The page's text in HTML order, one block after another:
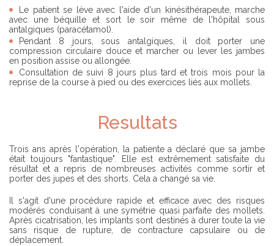
Le patient se lève avec l'aide d'un kinésithérapeute, marche
avec une béquille et sort le soir même de l'hôpital sous
antalgiques (paracétamol).
Pendant 8 jours, sous antalgiques, il doit porter une
compression circulaire douce et marcher ou lever les jambes
en position assise ou allongée.
Consultation de suivi 8 jours plus tard et trois mois pour la
reprise de la course à pied ou des exercices liés aux mollets.
Resultats
Trois ans après l'opération, la patiente a déclaré que sa jambe
était toujours "fantastique". Elle est extrêmement satisfaite du
résultat et a repris de nombreuses activités comme sortir et
porter des jupes et des shorts. Cela a changé sa vie.
Il s'agit d'une procédure rapide et efficace avec des risques
modérés conduisant à une symétrie quasi parfaite des mollets.
Après cicatrisation, les implants sont destinés à durer toute la vie
sans risque de rupture, de contracture capsulaire ou de
déplacement.